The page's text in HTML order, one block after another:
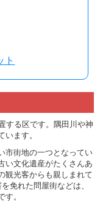
ト
する区です。隅田川や神
ます。
市街地の一つとなってい
い文化遺産がたくさんあ
観光客からも親しまれて
免れた問屋街などは、
。